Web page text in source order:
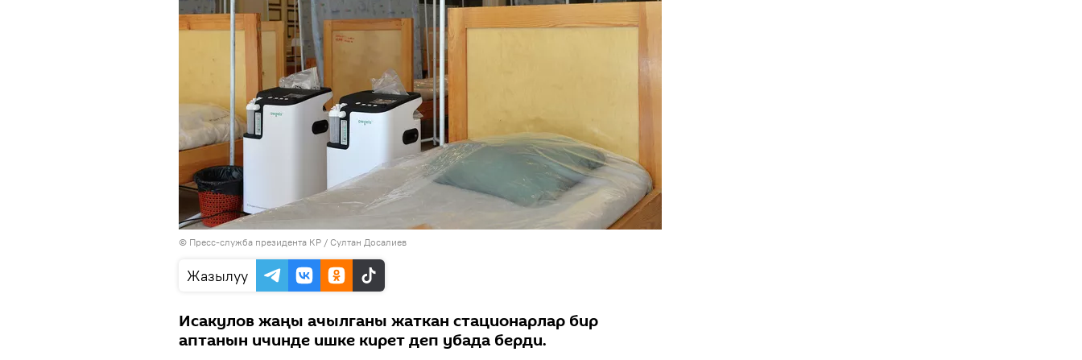
© Пресс-служба президента КР / Султан Досалиев
Жазылуу
Исакулов жаңы ачылганы жаткан стационарлар бир
аптанын ичинде ишке кирет деп убада берди.